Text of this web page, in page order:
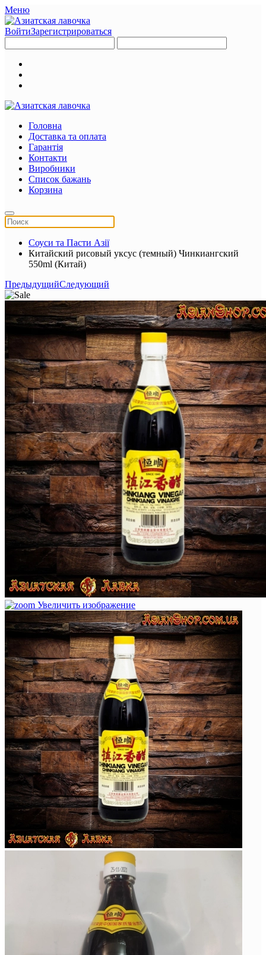
Меню
ВойтиЗарегистрироваться
Головна
Доставка та оплата
Гарантія
Контакти
Виробники
Список бажань
Корзина
Соуси та Пасти Азії
Китайский рисовый уксус (темный) Чинкиангский
550ml (Китай)
ПредыдущийСледующий
Увеличить изображение